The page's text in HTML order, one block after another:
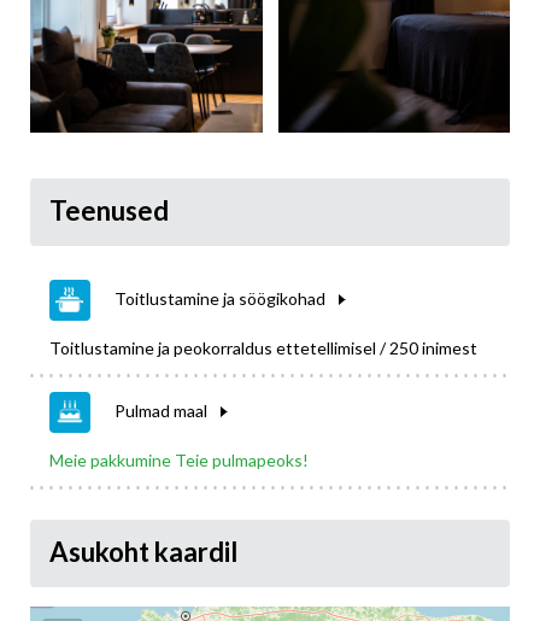
Teenused
Toitlustamine ja söögikohad
Toitlustamine ja peokorraldus ettetellimisel / 250 inimest
Pulmad maal
Meie pakkumine Teie pulmapeoks!
Asukoht kaardil